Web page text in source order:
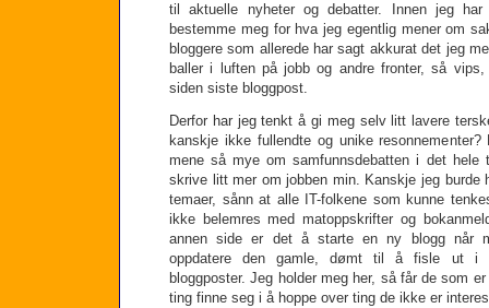
til aktuelle nyheter og debatter. Innen jeg
bestemme meg for hva jeg egentlig mener om
bloggere som allerede har sagt akkurat det jeg
baller i luften på jobb og andre fronter, så
siden siste bloggpost.
Derfor har jeg tenkt å gi meg selv litt lavere
kanskje ikke fullendte og unike
mene så mye om samfunnsdebatten i det hele
skrive litt mer om jobben min. Kanskje jeg burde
temaer, sånn at alle IT-folkene som kunne
ikke belemres med matoppskrifter og
annen side er det å starte en ny blogg når
oppdatere den gamle, dømt til å fisle ut i
bloggposter. Jeg holder meg her, så får de som
ting finne seg i å hoppe over ting de ikke er